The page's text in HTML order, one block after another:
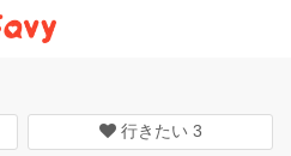
行きたい 3